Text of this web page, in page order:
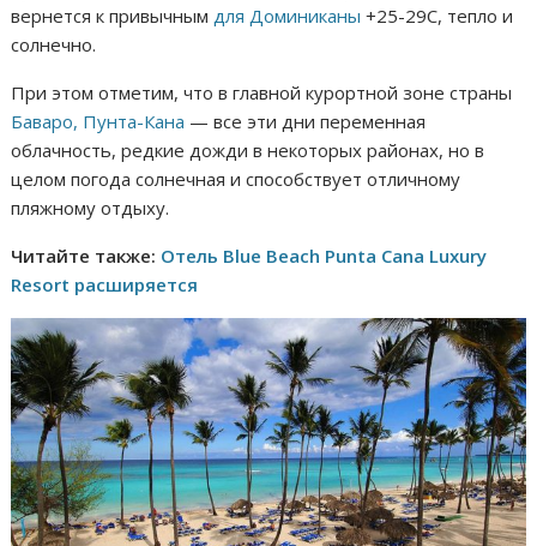
вернется к привычным для Доминиканы +25-29С, тепло и
солнечно.
При этом отметим, что в главной курортной зоне страны
Баваро, Пунта-Кана — все эти дни переменная
облачность, редкие дожди в некоторых районах, но в
целом погода солнечная и способствует отличному
пляжному отдыху.
Читайте также: Отель Blue Beach Punta Cana Luxury
Resort расширяется